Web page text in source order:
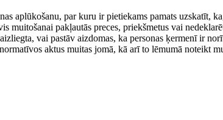
aplūkošanu, par kuru ir pietiekams pamats uzskatīt,
muitošanai pakļautās preces, priekšmetus vai
vai pastāv aizdomas, ka personas ķermenī ir
aktus muitas jomā, kā arī to lēmumā noteikt